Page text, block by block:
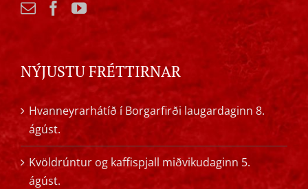
NÝJUSTU FRÉTTIRNAR
Hvanneyrarhátíð í Borgarfirði laugardaginn 8.
ágúst.
Kvöldrúntur og kaffispjall miðvikudaginn 5.
ágúst.